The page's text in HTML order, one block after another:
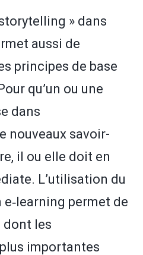
» dans
aussi de
principes de base
qu’un ou une
dans
nouveaux savoir-
il ou elle doit en
L’utilisation du
permet de
dont les
importantes